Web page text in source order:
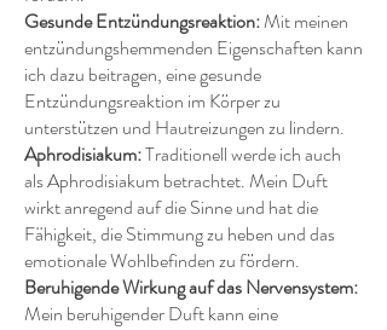
Gesunde Entzündungsreaktion:Mit meinen
entzündungshemmenden Eigenschaften kann
ich dazu beitragen, eine gesunde
Entzündungsreaktion im Körper zu
unterstützen und Hautreizungen zu lindern.
Aphrodisiakum:Traditionell werde ich auch
als Aphrodisiakum betrachtet. Mein Duft
wirkt anregend auf die Sinne und hat die
Fähigkeit, die Stimmung zu heben und das
emotionale Wohlbefinden zu fördern.
Beruhigende Wirkung auf das Nervensystem:
Mein beruhigender Duft kann eine